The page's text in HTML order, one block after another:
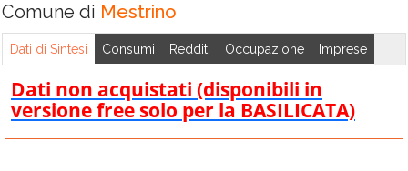
Casalserugo
Castelbaldo
Cervarese Santa
Croce
Cinto Euganeo
Cittadella
Padova
Pernumia
Piacenza d'Adige
Piazzola sul
Brenta
Trebaseleghe
Tribano
Urbana
Veggiano
Vescovana
Comune di Mestrino
Dati di Sintesi Consumi Redditi Occupazione Imprese
Dati non acquistati (disponibili in
versione free solo per la BASILICATA)